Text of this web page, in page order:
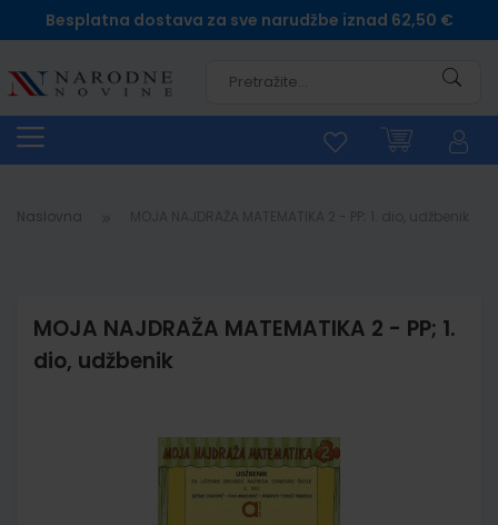
Besplatna dostava za sve narudžbe iznad 62,50 €
Naslovna
MOJA NAJDRAŽA MATEMATIKA 2 - PP; 1.
dio, udžbenik